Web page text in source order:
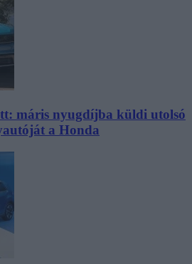
máris nyugdíjba küldi utolsó
a Honda